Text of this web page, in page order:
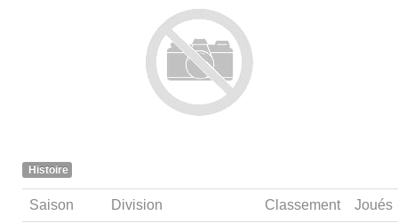
Histoire
Saison Division Classement Joués